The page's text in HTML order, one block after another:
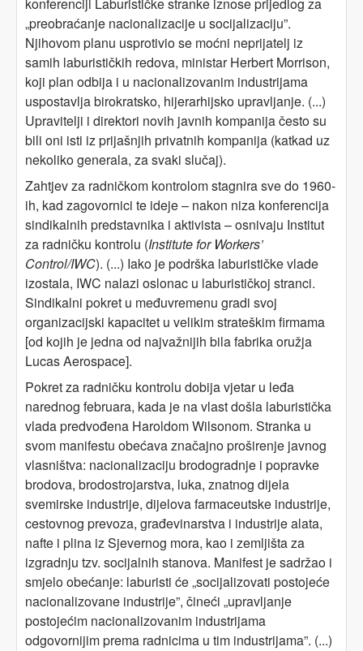
konferenciji Laburističke stranke iznose prijedlog za
„preobraćanje nacionalizacije u socijalizaciju”.
Njihovom planu usprotivio se moćni neprijatelj iz
samih laburističkih redova, ministar Herbert Morrison,
koji plan odbija i u nacionalizovanim industrijama
uspostavlja birokratsko, hijerarhijsko upravljanje. (...)
Upravitelji i direktori novih javnih kompanija često su
bili oni isti iz prijašnjih privatnih kompanija (katkad uz
nekoliko generala, za svaki slučaj).
Zahtjev za radničkom kontrolom stagnira sve do 1960-
ih, kad zagovornici te ideje – nakon niza konferencija
sindikalnih predstavnika i aktivista – osnivaju Institut
za radničku kontrolu (Institute for Workers’
Control/IWC). (...) Iako je podrška laburističke vlade
izostala, IWC nalazi oslonac u laburističkoj stranci.
Sindikalni pokret u međuvremenu gradi svoj
organizacijski kapacitet u velikim strateškim firmama
[od kojih je jedna od najvažnijih bila fabrika oružja
Lucas Aerospace].
Pokret za radničku kontrolu dobija vjetar u leđa
narednog februara, kada je na vlast došla laburistička
vlada predvođena Haroldom Wilsonom. Stranka u
svom manifestu obećava značajno proširenje javnog
vlasništva: nacionalizaciju brodogradnje i popravke
brodova, brodostrojarstva, luka, znatnog dijela
svemirske industrije, dijelova farmaceutske industrije,
cestovnog prevoza, građevinarstva i industrije alata,
nafte i plina iz Sjevernog mora, kao i zemljišta za
izgradnju tzv. socijalnih stanova. Manifest je sadržao i
smjelo obećanje: laburisti će „socijalizovati postojeće
nacionalizovane industrije”, čineći „upravljanje
postojećim nacionalizovanim industrijama
odgovornijim prema radnicima u tim industrijama”. (...)